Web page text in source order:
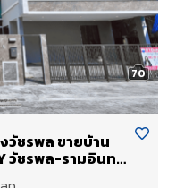
70
วัชรพล ขายบ้าน
วัชรพล-รามอินทรา
อยู่